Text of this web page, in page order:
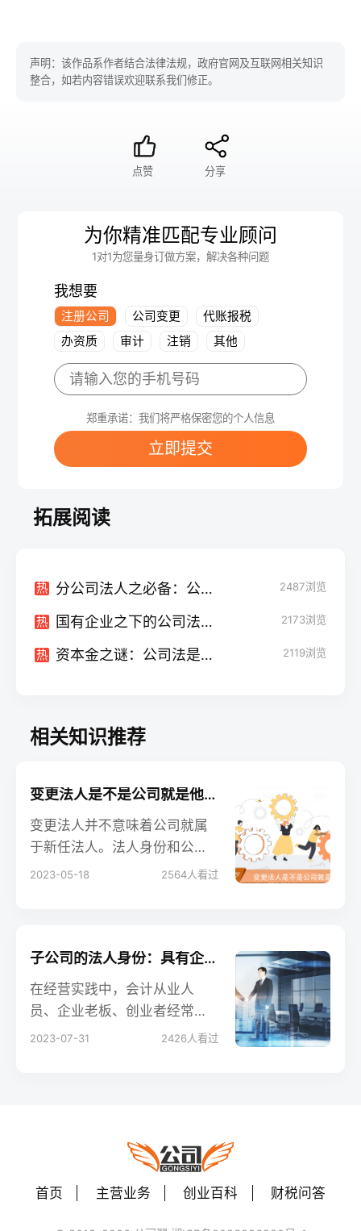
声明：该作品系作者结合法律法规，政府官网及互联网相关知识
整合，如若内容错误欢迎联系我们修正。
点赞 分享
为你精准匹配专业顾问
1对1为您量身订做方案，解决各种问题
我想要
注册公司 公司变更
代账报税
办资质
审计 注销 其他
郑重承诺：我们将严格保密您的个人信息
立即提交
拓展阅读
热 分公司法人之必备：公章办理全攻略 2487浏览
热 国有企业之下的公司法：调整还是豁免？ 2173浏览
热 资本金之谜：公司法是如何规定它的？ 2119浏览
相关知识推荐
变更法人是不是公司就是他的：解析法人身份与公司所有权的关系
变更法人并不意味着公司就属
于新任法人。法人身份和公司
所有权是两个不同的概念，不
系。
2023-05-18 2564人看过
子公司的法人身份：具有企业法人资格的独立实体？
在经营实践中，会计从业人
员、企业老板、创业者经常面
临一些关于子公司的问题，例
更好地进行企业运营和管理。
2023-07-31 2426人看过
首页 主营业务 创业百科 财税问答